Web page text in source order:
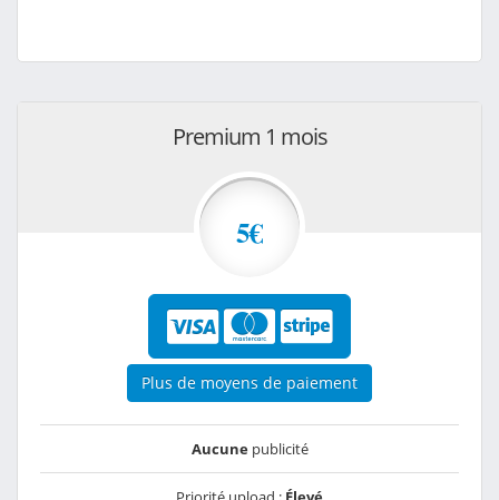
Premium 1 mois
5€
Plus de moyens de paiement
Aucunepublicité